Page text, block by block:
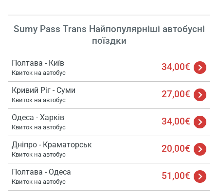
Sumy Pass Trans Найпопулярніші автобусні
поїздки
Полтава - Київ
Квиток на автобус 34,00€
Кривий Ріг - Суми
Квиток на автобус 27,00€
Одеса - Харків
Квиток на автобус 34,00€
Дніпро - Краматорськ
Квиток на автобус 20,00€
Полтава - Одеса
Квиток на автобус 51,00€